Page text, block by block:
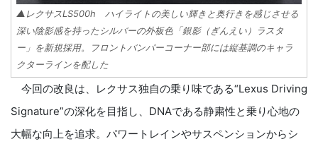
▲レクサスLS500h ハイライトの美しい輝きと奥行きを感じさせる
深い陰影感を持ったシルバーの外板色「銀影（ぎんえい）ラスタ
ー」を新規採用。フロントバンパーコーナー部には縦基調のキャラ
クターラインを配した
今回の改良は、レクサス独自の乗り味である“Lexus Driving
Signature”の深化を目指し、DNAである静粛性と乗り心地の
大幅な向上を追求。パワートレインやサスペンションからシ